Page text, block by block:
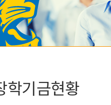
학기금현황